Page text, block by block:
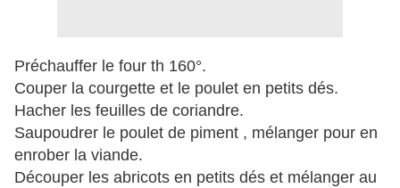
Préchauffer le four th 160°.
Couper la courgette et le poulet en petits dés.
Hacher les feuilles de coriandre.
Saupoudrer le poulet de piment , mélanger pour en
enrober la viande.
Découper les abricots en petits dés et mélanger au